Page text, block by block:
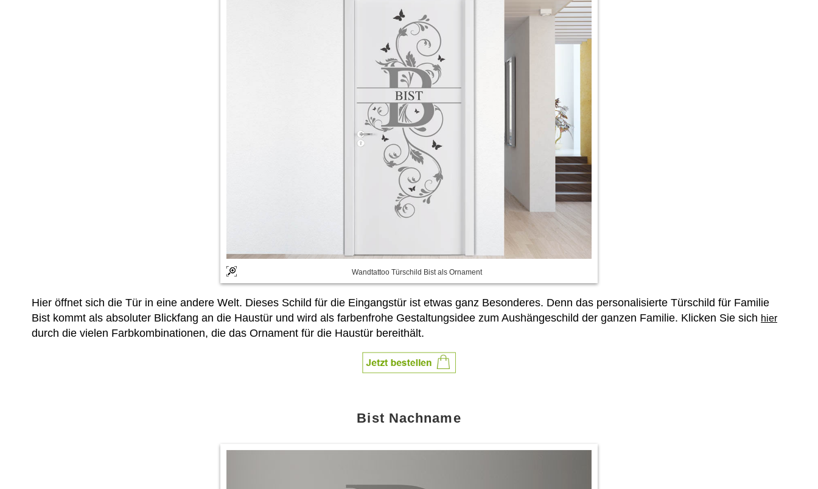
Wandtattoo Türschild Bist als Ornament
Hier öffnet sich die Tür in eine andere Welt. Dieses Schild für die Eingangstür ist etwas ganz Besonderes. Denn das personalisierte Türschild für Familie
Bist kommt als absoluter Blickfang an die Haustür und wird als farbenfrohe Gestaltungsidee zum Aushängeschild der ganzen Familie. Klicken Sie sich hier
durch die vielen Farbkombinationen, die das Ornament für die Haustür bereithält.
Bist Nachname